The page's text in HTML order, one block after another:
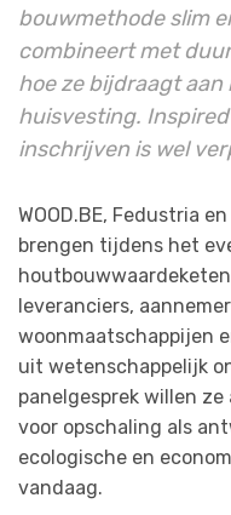
bouwmethode slim
combineert met
hoe ze bijdraagt
huisvesting.
inschrijven is wel
WOOD.BE, Fedustria
brengen tijdens het
leveranciers,
woonmaatschappijen
uit wetenschappelijk
panelgesprek willen
voor opschaling als
ecologische en
vandaag.